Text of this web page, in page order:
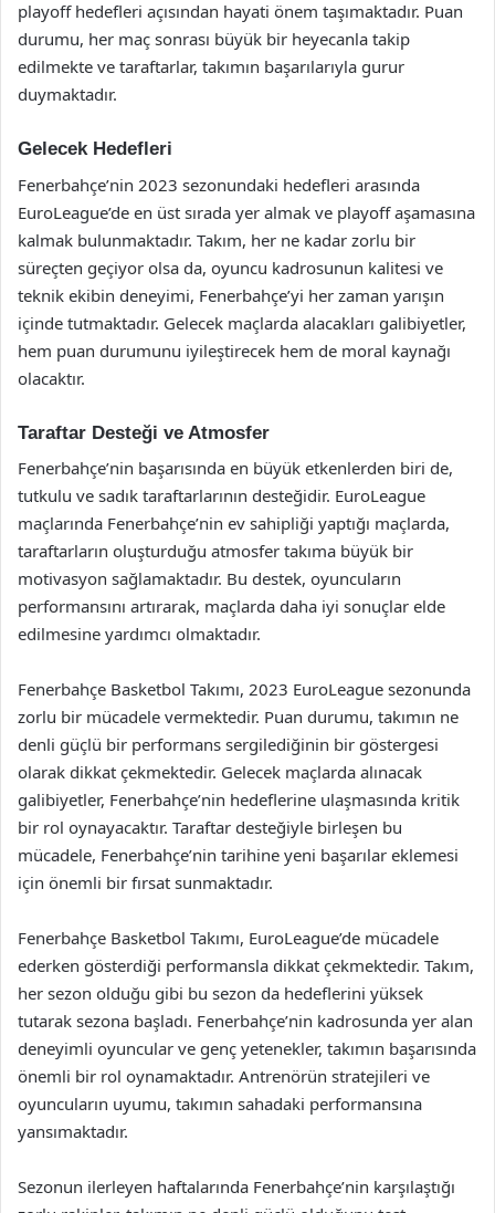
playoff hedefleri açısından hayati önem taşımaktadır. Puan
durumu, her maç sonrası büyük bir heyecanla takip
edilmekte ve taraftarlar, takımın başarılarıyla gurur
duymaktadır.
Gelecek Hedefleri
Fenerbahçe’nin 2023 sezonundaki hedefleri arasında
EuroLeague’de en üst sırada yer almak ve playoff aşamasına
kalmak bulunmaktadır. Takım, her ne kadar zorlu bir
süreçten geçiyor olsa da, oyuncu kadrosunun kalitesi ve
teknik ekibin deneyimi, Fenerbahçe’yi her zaman yarışın
içinde tutmaktadır. Gelecek maçlarda alacakları galibiyetler,
hem puan durumunu iyileştirecek hem de moral kaynağı
olacaktır.
Taraftar Desteği ve Atmosfer
Fenerbahçe’nin başarısında en büyük etkenlerden biri de,
tutkulu ve sadık taraftarlarının desteğidir. EuroLeague
maçlarında Fenerbahçe’nin ev sahipliği yaptığı maçlarda,
taraftarların oluşturduğu atmosfer takıma büyük bir
motivasyon sağlamaktadır. Bu destek, oyuncuların
performansını artırarak, maçlarda daha iyi sonuçlar elde
edilmesine yardımcı olmaktadır.
Fenerbahçe Basketbol Takımı, 2023 EuroLeague sezonunda
zorlu bir mücadele vermektedir. Puan durumu, takımın ne
denli güçlü bir performans sergilediğinin bir göstergesi
olarak dikkat çekmektedir. Gelecek maçlarda alınacak
galibiyetler, Fenerbahçe’nin hedeflerine ulaşmasında kritik
bir rol oynayacaktır. Taraftar desteğiyle birleşen bu
mücadele, Fenerbahçe’nin tarihine yeni başarılar eklemesi
için önemli bir fırsat sunmaktadır.
Fenerbahçe Basketbol Takımı, EuroLeague’de mücadele
ederken gösterdiği performansla dikkat çekmektedir. Takım,
her sezon olduğu gibi bu sezon da hedeflerini yüksek
tutarak sezona başladı. Fenerbahçe’nin kadrosunda yer alan
deneyimli oyuncular ve genç yetenekler, takımın başarısında
önemli bir rol oynamaktadır. Antrenörün stratejileri ve
oyuncuların uyumu, takımın sahadaki performansına
yansımaktadır.
Sezonun ilerleyen haftalarında Fenerbahçe’nin karşılaştığı